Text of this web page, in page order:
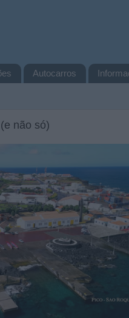
Autocarros
não só)